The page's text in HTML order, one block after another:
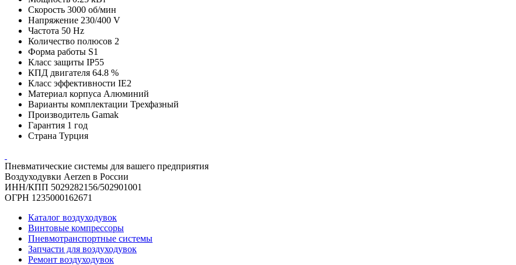
Скорость 3000 об/мин
Напряжение 230/400 V
Частота 50 Hz
Количество полюсов 2
Форма работы S1
Класс защиты IP55
КПД двигателя 64.8 %
Класс эффективности IE2
Материал корпуса Алюминий
Варианты комплектации Трехфазный
Производитель Gamak
Гарантия 1 год
Страна Турция
Пневматические системы для вашего предприятия
Воздуходувки Aerzen в России
ИНН/КПП 5029282156/502901001
ОГРН 1235000162671
Каталог воздуходувок
Винтовые компрессоры
Пневмотранспортные системы
Запчасти для воздуходувок
Ремонт воздуходувок